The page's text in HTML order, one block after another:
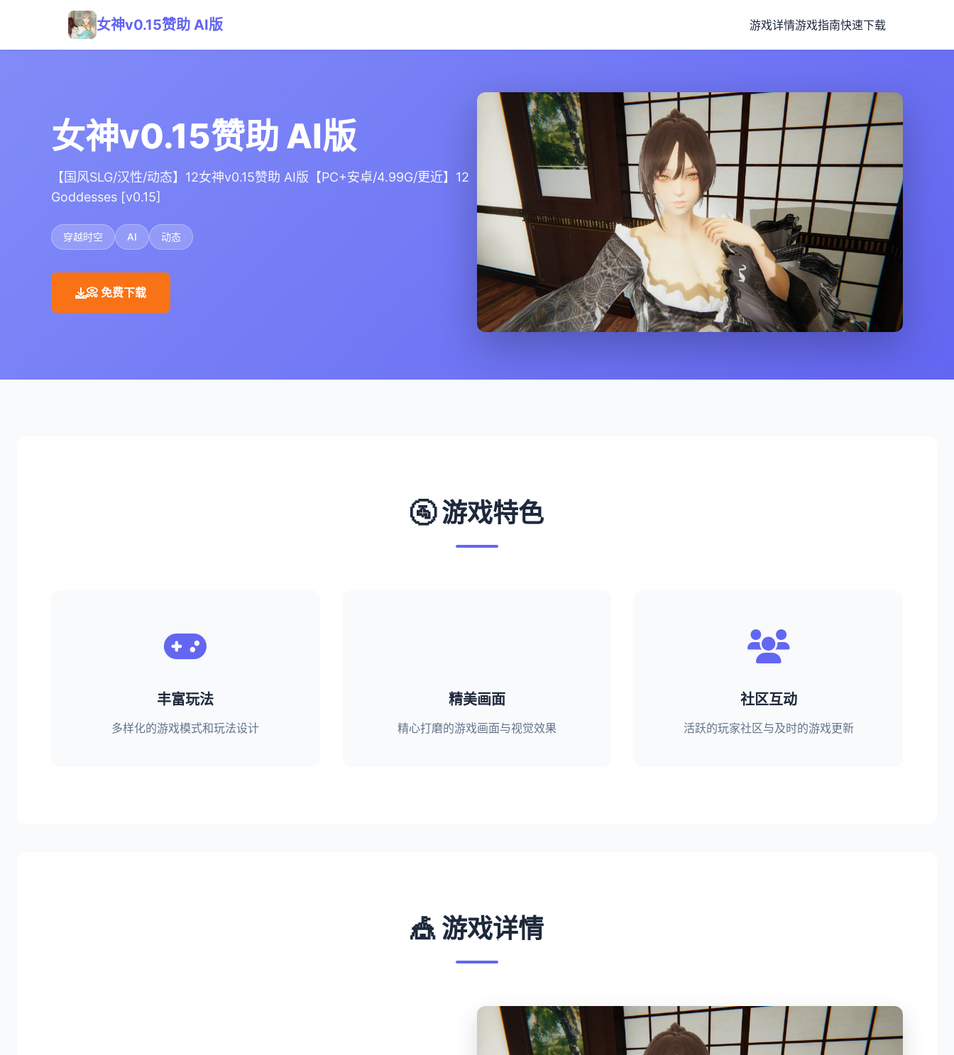
女神v0.15赞助 AI版 游戏详情游戏指南快速下载
女神v0.15赞助 AI版
【国风SLG/汉性/动态】12女神v0.15赞助 AI版【PC+安卓/4.99G/更近】12
Goddesses [v0.15]
穿越时空 AI 动态
📀 免费下载
🚰 游戏特色
丰富玩法
多样化的游戏模式和玩法设计
精美画面
精心打磨的游戏画面与视觉效果
社区互动
活跃的玩家社区与及时的游戏更新
🎪 游戏详情